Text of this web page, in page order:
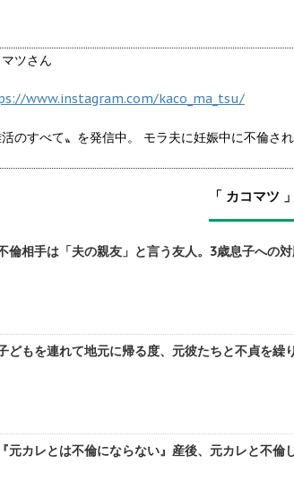
ツさん
www.instagram.com/kaco_ma_tsu/
活のすべて〟を発信中。 モラ夫に妊娠中に不倫
「 カコマツ
倫相手は「夫の親友」と言う友人。3歳息子への
どもを連れて地元に帰る度、元彼たちと不貞を
『元カレとは不倫にならない』産後、元カレと不